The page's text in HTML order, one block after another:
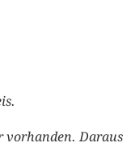
vorhanden. Daraus